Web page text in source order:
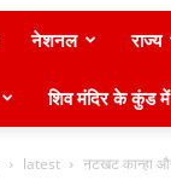
नेशनल राज्य
शिव मंदिर के कुंड में
latest नटखट कान्हा और